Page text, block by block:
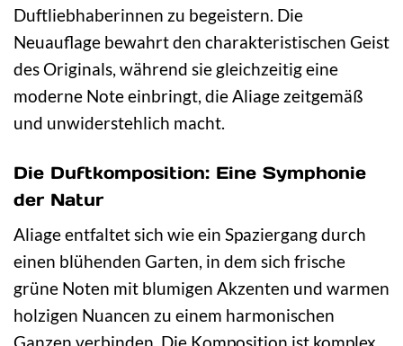
Duftliebhaberinnen zu begeistern. Die
Neuauflage bewahrt den charakteristischen Geist
des Originals, während sie gleichzeitig eine
moderne Note einbringt, die Aliage zeitgemäß
und unwiderstehlich macht.
Die Duftkomposition: Eine Symphonie
der Natur
Aliage entfaltet sich wie ein Spaziergang durch
einen blühenden Garten, in dem sich frische
grüne Noten mit blumigen Akzenten und warmen
holzigen Nuancen zu einem harmonischen